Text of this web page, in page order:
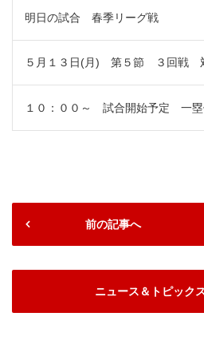
明日の試合 春季リーグ戦
５月１３日(月) 第５節 ３回戦
１０：００～ 試合開始予定 一
前の記事へ
ニュース＆トピック